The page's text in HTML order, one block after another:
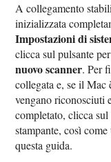
A collegamento
inizializzata
Impostazioni di
clicca sul pulsante
nuovo scanner. Per
collegata e, se il Mac
vengano riconosciuti
completato, clicca
stampante, così
questa guida.